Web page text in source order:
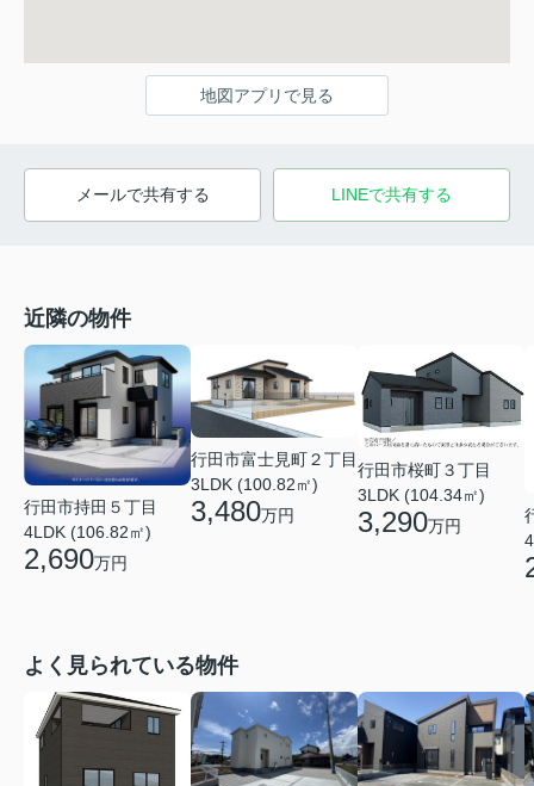
地図アプリで見る
メールで共有する LINEで共有する
近隣の物件
行田市持田５丁目
4LDK (106.82㎡)
2,690万円
行田市富士見町２丁目
3LDK (100.82㎡)
3,480万円
行田市桜町３丁目
3LDK (104.34㎡)
3,290万円
よく見られている物件